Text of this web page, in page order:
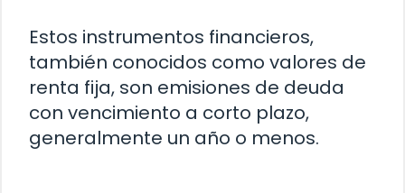
Estos instrumentos financieros,
también conocidos como valores de
renta fija, son emisiones de deuda
con vencimiento a corto plazo,
generalmente un año o menos.